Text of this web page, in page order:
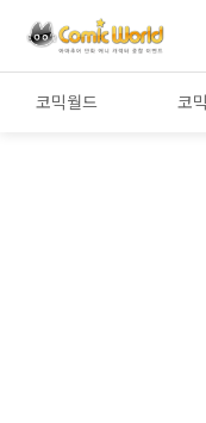
코믹월드 코